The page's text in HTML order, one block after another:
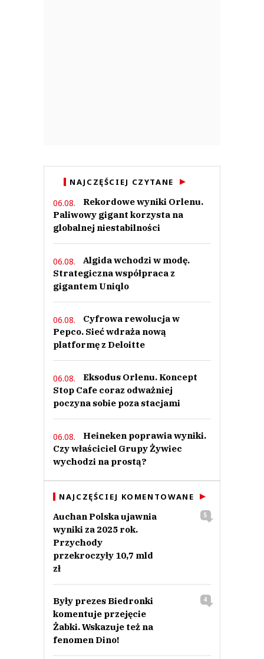
NAJCZĘŚCIEJ CZYTANE
06.08.
Rekordowe wyniki Orlenu.
Paliwowy gigant korzysta na
globalnej niestabilności
06.08.
Algida wchodzi w modę.
Strategiczna współpraca z
gigantem Uniqlo
06.08.
Cyfrowa rewolucja w
Pepco. Sieć wdraża nową
platformę z Deloitte
06.08.
Eksodus Orlenu. Koncept
Stop Cafe coraz odważniej
poczyna sobie poza stacjami
06.08.
Heineken poprawia wyniki.
Czy właściciel Grupy Żywiec
wychodzi na prostą?
NAJCZĘŚCIEJ KOMENTOWANE
Auchan Polska ujawnia
wyniki za 2025 rok.
Przychody
przekroczyły 10,7 mld
zł
5
Były prezes Biedronki
komentuje przejęcie
Żabki. Wskazuje też na
fenomen Dino!
4